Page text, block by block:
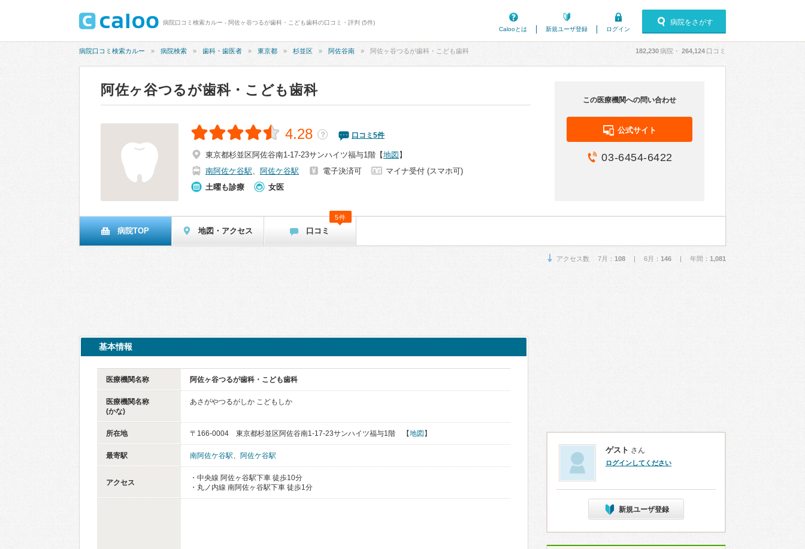
病院口コミ検索カルー - 阿佐ヶ谷つるが歯科・こども歯科の口コミ・評判 (5件)
Calooとは
新規ユーザ登録 ログイン
病院をさがす
病院口コミ検索カルー 病院検索 歯科・歯医者 東京都 杉並区 阿佐谷南 阿佐ヶ谷つるが歯科・こども歯科 182,230病院・ 264,124 口コミ
阿佐ヶ谷つるが歯科・こども歯科
4.28 ？ 口コミ 5件
東京都杉並区阿佐谷南1-17-23サンハイツ福与1階 【地図 】
南阿佐ケ谷駅、 阿佐ケ谷駅 電子決済可
マイナ受付 (スマホ可)
土曜も診療
女医
この医療機関への問い合わせ
公式サイト
03-6454-6422
病院TOP 地図・アクセス 口コミ
5件
アクセス数 7月： 108 | 6月： 146 | 年間： 1,081
基本情報
医療機関名称 阿佐ヶ谷つるが歯科・こども歯科
医療機関名称
(かな)
あさがやつるがしか こどもしか
所在地 〒166-0004 東京都杉並区阿佐谷南1-17-23サンハイツ福与1階 【地図 】
最寄駅 南阿佐ケ谷駅、 阿佐ケ谷駅
アクセス
・中央線 阿佐ヶ谷駅下車 徒歩10分
・丸ノ内線 南阿佐ヶ谷駅下車 徒歩1分
ゲスト さん
ログインしてください
新規ユーザ登録